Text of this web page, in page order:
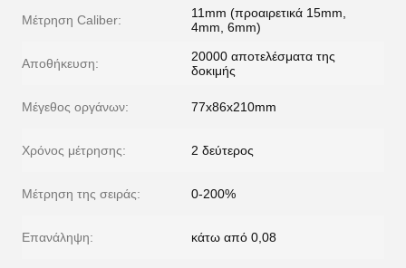
Μέτρηση Caliber:
11mm (προαιρετικά 15mm,
4mm, 6mm)
Αποθήκευση:
20000 αποτελέσματα της
δοκιμής
Μέγεθος οργάνων: 77x86x210mm
Χρόνος μέτρησης: 2 δεύτερος
Μέτρηση της σειράς: 0-200%
Επανάληψη: κάτω από 0,08